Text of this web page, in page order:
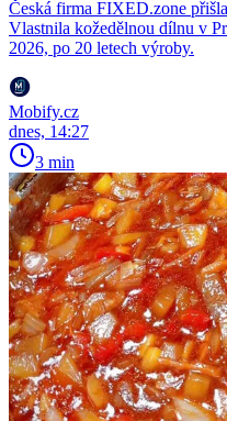
Česká firma FIXED.zone
Vlastnila kožedělnou dílnu v
2026, po 20 letech výroby.
Mobify.cz
dnes, 14:27
3 min